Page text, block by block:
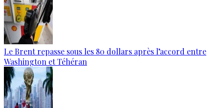
Le Brent repasse sous les 80 dollars après l’accord entre
Washington et Téhéran